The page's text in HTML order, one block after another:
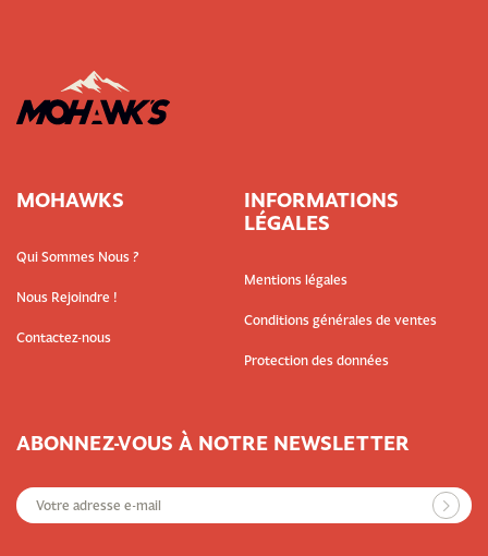
MOHAWKS
Qui Sommes Nous ?
Nous Rejoindre !
Contactez-nous
INFORMATIONS
LÉGALES
Mentions légales
Conditions générales de ventes
Protection des données
ABONNEZ-VOUS À NOTRE NEWSLETTER